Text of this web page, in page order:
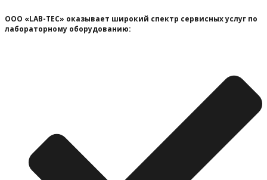
ООО «LAB-TEC» оказывает широкий спектр сервисных услуг по
лабораторному оборудованию: